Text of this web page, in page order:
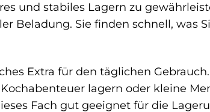
und stabiles Lagern zu
Beladung. Sie finden schnell, was
Extra für den täglichen
lagern oder kleine
Fach gut geeignet für die